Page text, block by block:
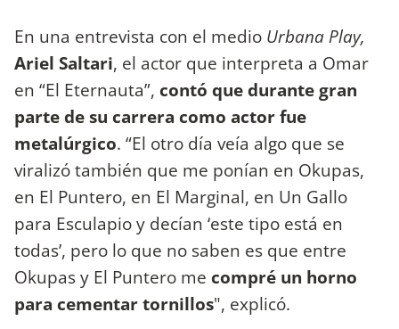
En una entrevista con el medio Urbana Play,
Ariel Saltari, el actor que interpreta a Omar
en “El Eternauta”, contó que durante gran
parte de su carrera como actor fue
metalúrgico. “El otro día veía algo que se
viralizó también que me ponían en Okupas,
en El Puntero, en El Marginal, en Un Gallo
para Esculapio y decían ‘este tipo está en
todas’, pero lo que no saben es que entre
Okupas y El Puntero me compré un horno
para cementar tornillos", explicó.